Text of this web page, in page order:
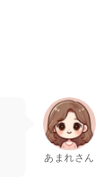
あまれさん